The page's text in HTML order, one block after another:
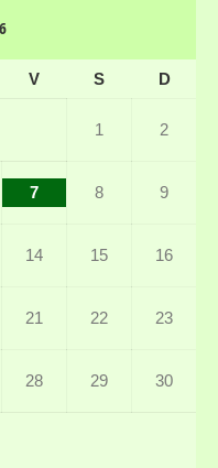
V S D
1 2
7 8 9
14 15 16
21 22 23
28 29 30